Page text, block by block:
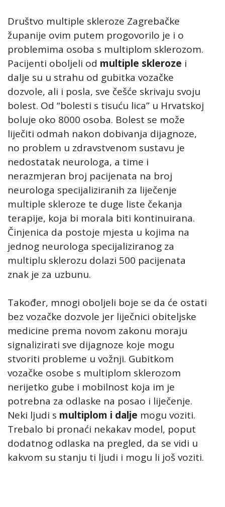
Društvo multiple skleroze Zagrebačke
županije ovim putem progovorilo je i o
problemima osoba s multiplom sklerozom.
Pacijenti oboljeli od multiple skleroze i
dalje su u strahu od gubitka vozačke
dozvole, ali i posla, sve češće skrivaju svoju
bolest. Od “bolesti s tisuću lica” u Hrvatskoj
boluje oko 8000 osoba. Bolest se može
liječiti odmah nakon dobivanja dijagnoze,
no problem u zdravstvenom sustavu je
nedostatak neurologa, a time i
nerazmjeran broj pacijenata na broj
neurologa specijaliziranih za liječenje
multiple skleroze te duge liste čekanja
terapije, koja bi morala biti kontinuirana.
Činjenica da postoje mjesta u kojima na
jednog neurologa specijaliziranog za
multiplu sklerozu dolazi 500 pacijenata
znak je za uzbunu.
Također, mnogi oboljeli boje se da će ostati
bez vozačke dozvole jer liječnici obiteljske
medicine prema novom zakonu moraju
signalizirati sve dijagnoze koje mogu
stvoriti probleme u vožnji. Gubitkom
vozačke osobe s multiplom sklerozom
nerijetko gube i mobilnost koja im je
potrebna za odlaske na posao i liječenje.
Neki ljudi s multiplom i dalje mogu voziti.
Trebalo bi pronaći nekakav model, poput
dodatnog odlaska na pregled, da se vidi u
kakvom su stanju ti ljudi i mogu li još voziti.